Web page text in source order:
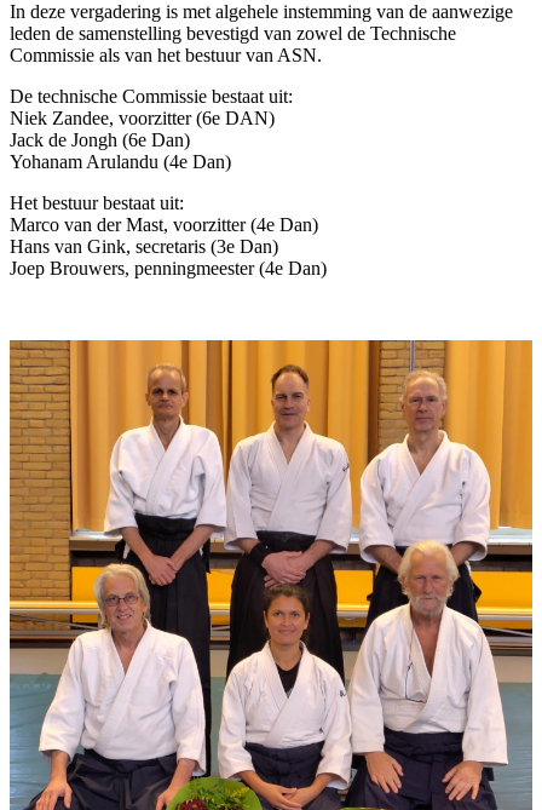
In deze vergadering is met algehele instemming van de aanwezige
leden de samenstelling bevestigd van zowel de Technische
Commissie als van het bestuur van ASN.
De technische Commissie bestaat uit:
Niek Zandee, voorzitter (6e DAN)
Jack de Jongh (6e Dan)
Yohanam Arulandu (4e Dan)
Het bestuur bestaat uit:
Marco van der Mast, voorzitter (4e Dan)
Hans van Gink, secretaris (3e Dan)
Joep Brouwers, penningmeester (4e Dan)